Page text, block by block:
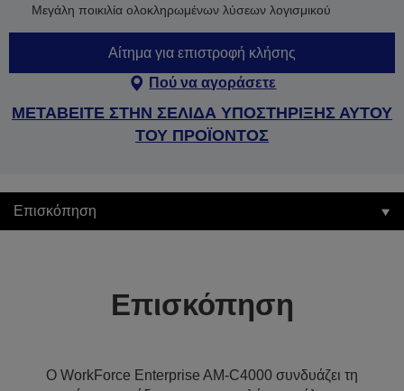
Μεγάλη ποικιλία ολοκληρωμένων λύσεων λογισμικού
Αίτημα για επιστροφή κλήσης
Πού να αγοράσετε
ΜΕΤΑΒΕΙΤΕ ΣΤΗΝ ΣΕΛΙΔΑ ΥΠΟΣΤΗΡΙΞΗΣ ΑΥΤΟΥ
ΤΟΥ ΠΡΟΪΟΝΤΟΣ
Επισκόπηση
Επισκόπηση
Ο WorkForce Enterprise AM-C4000 συνδυάζει τη